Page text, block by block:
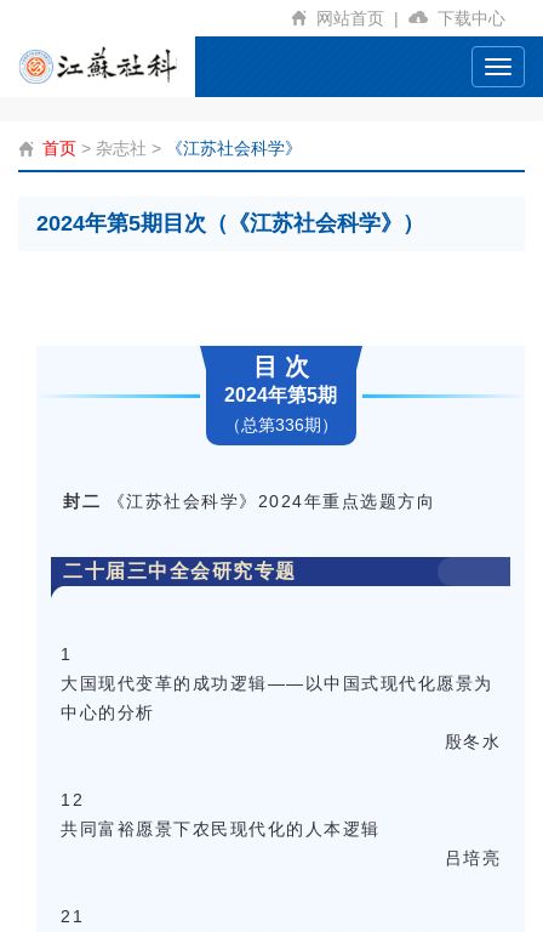
网站首页 | 下载中心
首页 > 杂志社 > 《江苏社会科学》
2024年第5期目次（《江苏社会科学》）
目 次
2024年第5期
（总第336期）
封二 《江苏社会科学》2024年重点选题方向
二十届三中全会研究专题
1
大国现代变革的成功逻辑——以中国式现代化愿景为
中心的分析
殷冬水
12
共同富裕愿景下农民现代化的人本逻辑
吕培亮
21